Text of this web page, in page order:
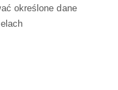
określone dane